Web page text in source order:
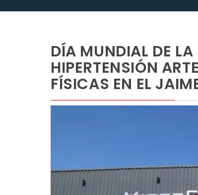
DÍA MUNDIAL DE
HIPERTENSIÓN
FÍSICAS EN EL